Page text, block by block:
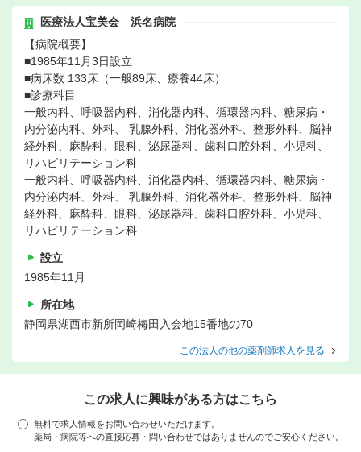
医療法人宝美会 浜名病院
【病院概要】
■1985年11月3日設立
■病床数 133床（一般89床、療養44床）
■診療科目
一般内科、呼吸器内科、消化器内科、循環器内科、糖尿病・
内分泌内科、外科、 乳腺外科、消化器外科、整形外科、脳神
経外科、麻酔科、眼科、泌尿器科、歯科口腔外科、小児科、
リハビリテーション科
一般内科、呼吸器内科、消化器内科、循環器内科、糖尿病・
内分泌内科、外科、 乳腺外科、消化器外科、整形外科、脳神
経外科、麻酔科、眼科、泌尿器科、歯科口腔外科、小児科、
リハビリテーション科
設立
1985年11月
所在地
静岡県湖西市新所岡崎梅田入会地15番地の70
この法人の他の薬剤師求人を見る
この求人に興味がある方はこちら
無料で求人情報をお問い合わせいただけます。
薬局・病院等への直接応募・問い合わせではありませんのでご安心ください。